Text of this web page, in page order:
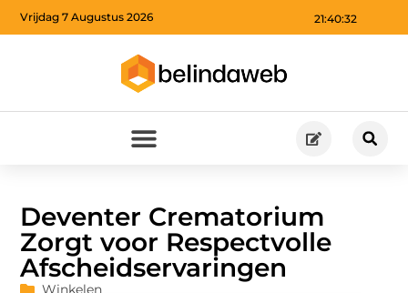
21:40:33
Vrijdag 7 Augustus 2026
Deventer Crematorium
Zorgt voor Respectvolle
Afscheidservaringen
Winkelen